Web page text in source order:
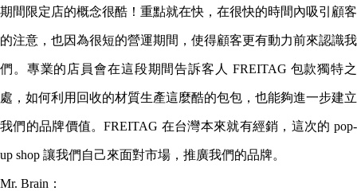
期間限定店的概念很酷！重點就在快，在很快的時間內吸引顧客
的注意，也因為很短的營運期間，使得顧客更有動力前來認識我
們。專業的店員會在這段期間告訴客人 FREITAG 包款獨特之
處，如何利用回收的材質生產這麼酷的包包，也能夠進一步建立
我們的品牌價值。FREITAG 在台灣本來就有經銷，這次的 pop-
up shop 讓我們自己來面對市場，推廣我們的品牌。
Mr. Brain：